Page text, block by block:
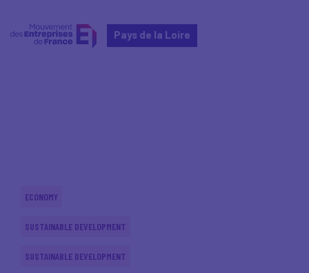
Pays de la Loire
ECONOMY
SUSTAINABLE DEVELOPMENT
SUSTAINABLE DEVELOPMENT